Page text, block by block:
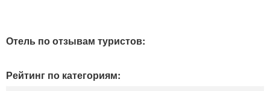
Отель по отзывам туристов:
Рейтинг по категориям: